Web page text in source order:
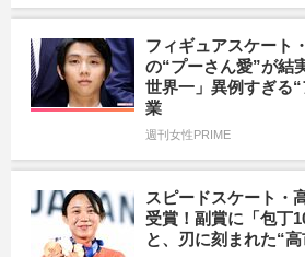
フィギュアスケート
の“プーさん愛”が結
世界一」異例すぎる
業
週刊女性PRIME
スピードスケート・
受賞！副賞に「包丁
と、刃に刻まれた“